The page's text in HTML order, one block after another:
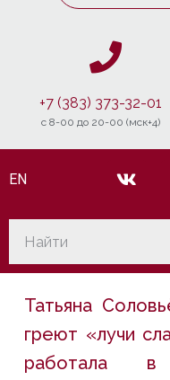
+7 (383) 373-32-01
c 8-00 до 20-00 (мск+4)
EN
Татьяна
греют «лучи
работала в